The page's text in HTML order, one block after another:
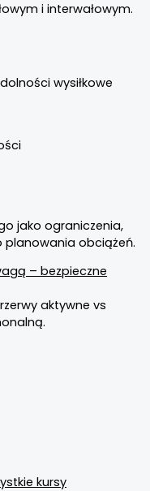
i interwałowym.
wysiłkowe
jako ograniczenia,
obciążeń.
– bezpieczne
aktywne vs
kursy